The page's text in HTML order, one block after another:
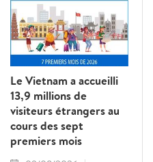
Le Vietnam a accueilli
13,9 millions de
visiteurs étrangers au
cours des sept
premiers mois